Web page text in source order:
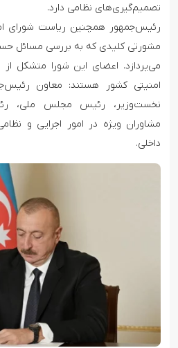
تصمیم‌گیری‌های نظامی دارد.
رئیس‌جمهور همچنین ریاست شورای
مشورتی کلیدی که به بررسی مسائل
می‌پردازد. اعضای این شورا متشکل
امنیتی کشور هستند: معاون
نخست‌وزیر، رئیس مجلس ملی،
مشاوران ویژه در امور اجرایی و
داخلی.